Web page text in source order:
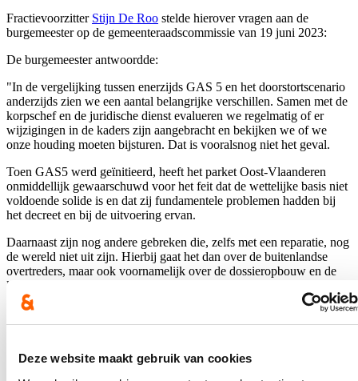
Deze website maakt gebruik van cookies
Fractievoorzitter Stijn De Roo stelde hierover vragen aan de
burgemeester op de gemeenteraadscommissie van 19 juni 2023:
De burgemeester antwoordde:
"In de vergelijking tussen enerzijds GAS 5 en het doorstortscenario
anderzijds zien we een aantal belangrijke verschillen. Samen met de
korpschef en de juridische dienst evalueren we regelmatig of er
wijzigingen in de kaders zijn aangebracht en bekijken we of we
onze houding moeten bijsturen. Dat is vooralsnog niet het geval.
Toen GAS5 werd geïnitieerd, heeft het parket Oost-Vlaanderen
onmiddellijk gewaarschuwd voor het feit dat de wettelijke basis niet
voldoende solide is en dat zij fundamentele problemen hadden bij
het decreet en bij de uitvoering ervan.
Daarnaast zijn nog andere gebreken die, zelfs met een reparatie, nog
de wereld niet uit zijn. Hierbij gaat het dan over de buitenlandse
overtreders, maar ook voornamelijk over de dossieropbouw en de
koppeling aan eventueel gerechtelijke dossiers.
Die koppeling ontbreekt en laat ons dus niet toe in te spelen en
rekening te houden met veelplegers. In GAS 5 betaalt men de
verkeersveiligheid zijn we van mening dat dit geen goeie aanpak is.